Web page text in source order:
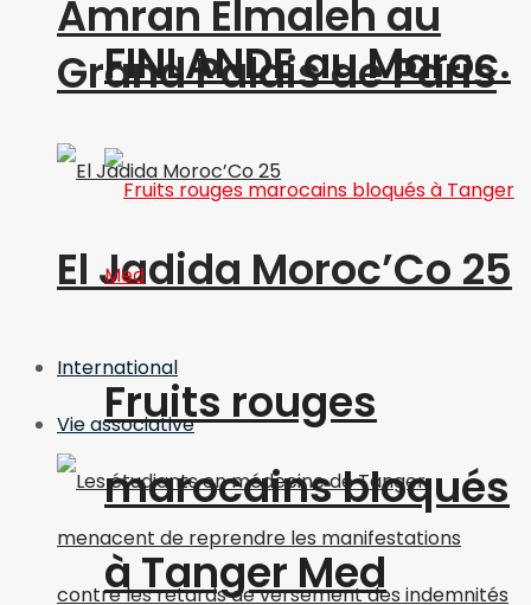
Amran Elmaleh au
Grand Palais de Paris
El Jadida Moroc’Co 25
International
Vie associative
FINLANDE au Maroc.
Fruits rouges
marocains bloqués
à Tanger Med